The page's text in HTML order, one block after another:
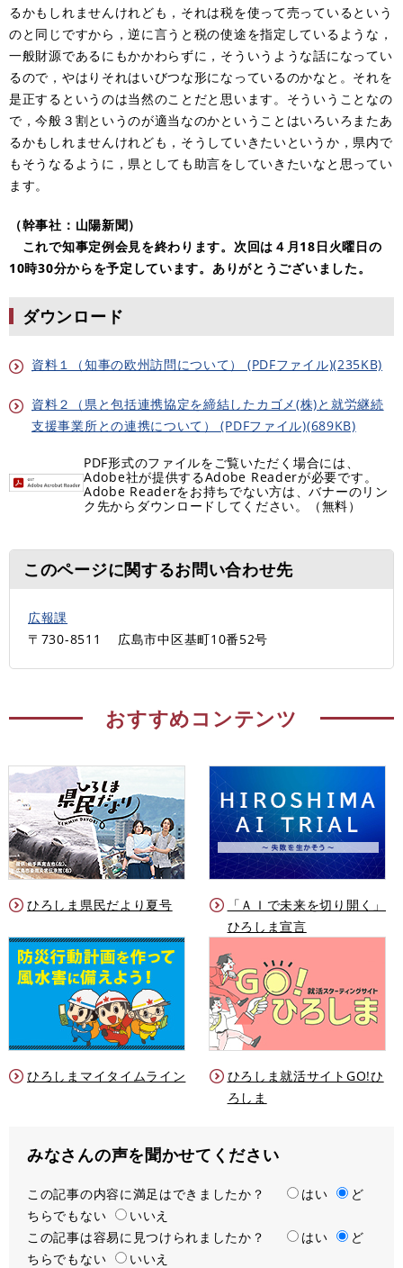
るかもしれませんけれども，それは税を使って売っているという
のと同じですから，逆に言うと税の使途を指定しているような，
一般財源であるにもかかわらずに，そういうような話になってい
るので，やはりそれはいびつな形になっているのかなと。それを
是正するというのは当然のことだと思います。そういうことなの
で，今般３割というのが適当なのかということはいろいろまたあ
るかもしれませんけれども，そうしていきたいというか，県内で
もそうなるように，県としても助言をしていきたいなと思ってい
ます。
（幹事社：山陽新聞）
これで知事定例会見を終わります。次回は４月18日火曜日の
10時30分からを予定しています。ありがとうございました。
ダウンロード
資料１（知事の欧州訪問について） (PDFファイル)(235KB)
資料２（県と包括連携協定を締結したカゴメ(株)と就労継続
支援事業所との連携について） (PDFファイル)(689KB)
PDF形式のファイルをご覧いただく場合には、
Adobe社が提供するAdobe Readerが必要です。
Adobe Readerをお持ちでない方は、バナーのリン
ク先からダウンロードしてください。（無料）
このページに関するお問い合わせ先
広報課
〒730-8511
広島市中区基町10番52号
おすすめコンテンツ
ひろしま県民だより夏号
「ＡＩで未来を切り開く」
ひろしま宣言
ひろしまマイタイムライン
ひろしま就活サイトGO!ひ
ろしま
みなさんの声を聞かせてください
満
足
度
この記事の内容に満足はできましたか？ はい
ど
ちらでもない
いいえ
容
易
この記事は容易に見つけられましたか？ はい
ど
ちらでもない
いいえ